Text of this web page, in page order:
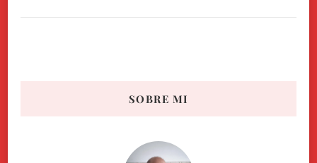
SOBRE MI